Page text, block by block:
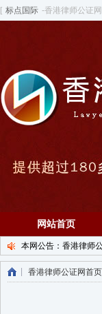
[ 标点国际 -香港律师公证网]
网站首页
本网公告：香港律师
香港律师公证网首页